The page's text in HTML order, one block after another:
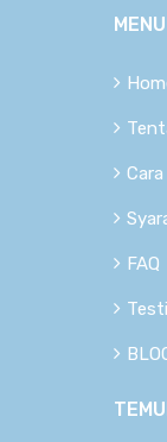
MENU
FAQ